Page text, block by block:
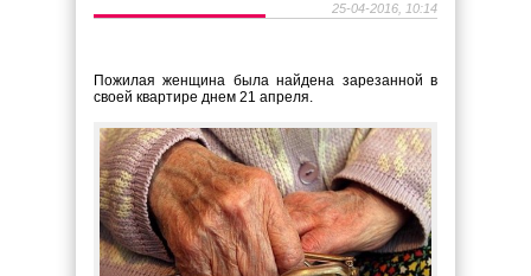
25-04-2016, 10:14
Пожилая женщина была найдена зарезанной в
своей квартире днем 21 апреля.